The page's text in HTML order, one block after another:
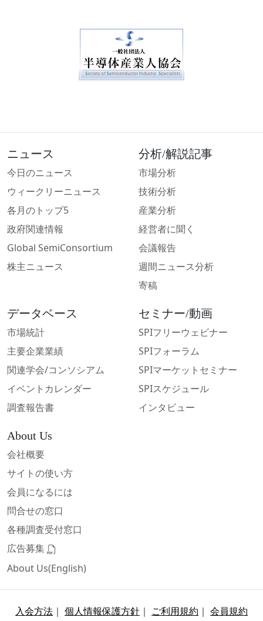
ニュース
今日のニュース
ウィークリーニュース
各月のトップ5
政府関連情報
Global SemiConsortium
株主ニュース
分析/解説記事
市場分析
技術分析
産業分析
経営者に聞く
会議報告
週間ニュース分析
寄稿
データベース
市場統計
主要企業業績
関連学会/コンソシアム
イベントカレンダー
調査報告書
セミナー/動画
SPIフリーウェビナー
SPIフォーラム
SPIマーケットセミナー
SPIスケジュール
インタビュー
About Us
会社概要
サイトの使い方
会員になるには
問合せの窓口
各種調査受付窓口
広告募集
About Us(English)
入会方法 ｜ 個人情報保護方針 ｜ ご利用規約 ｜ 会員規約